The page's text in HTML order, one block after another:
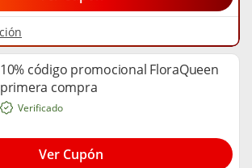
10% código promocional FloraQueen
primera compra
Verificado
Ver Cupón